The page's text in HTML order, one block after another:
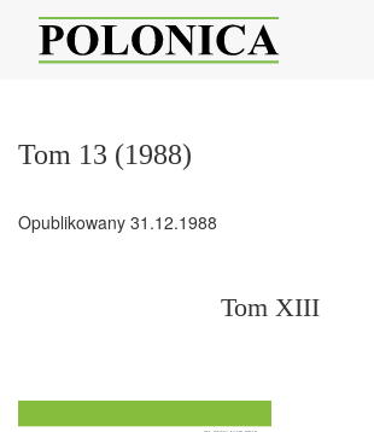
Tom 13 (1988): Tom XIII
Tom 13 (1988)
Opublikowany 31.12.1988
Tom XIII